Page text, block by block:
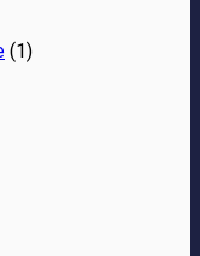
(1)